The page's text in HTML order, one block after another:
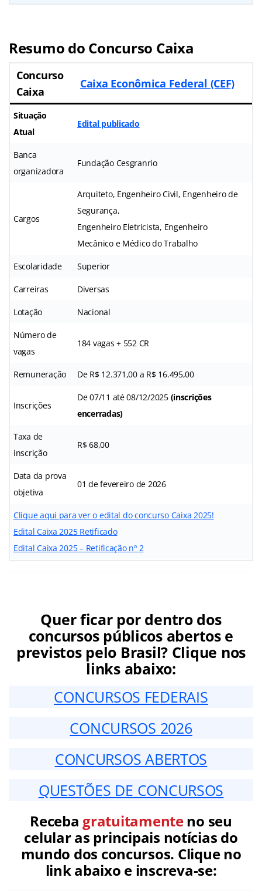
Resumo do Concurso Caixa
Concurso
Caixa
Caixa Econômica Federal (CEF)
Situação
Atual
Edital publicado
Banca
organizadora
Fundação Cesgranrio
Cargos
Arquiteto, Engenheiro Civil, Engenheiro de
Segurança,
Engenheiro Eletricista, Engenheiro
Mecânico e Médico do Trabalho
Escolaridade Superior
Carreiras Diversas
Lotação Nacional
Número de
vagas
184 vagas + 552 CR
Remuneração De R$ 12.371,00 a R$ 16.495,00
Inscrições
De 07/11 até 08/12/2025 (inscrições
encerradas)
Taxa de
inscrição
R$ 68,00
Data da prova
objetiva
01 de fevereiro de 2026
Clique aqui para ver o edital do concurso Caixa 2025!
Edital Caixa 2025 Retificado
Edital Caixa 2025 – Retificação nº 2
Quer ficar por dentro dos
concursos públicos abertos e
previstos pelo Brasil? Clique nos
links abaixo:
CONCURSOS FEDERAIS
CONCURSOS 2026
CONCURSOS ABERTOS
QUESTÕES DE CONCURSOS
Receba gratuitamenteno seu
celular as principais notícias do
mundo dos concursos. Clique no
link abaixo e inscreva-se: